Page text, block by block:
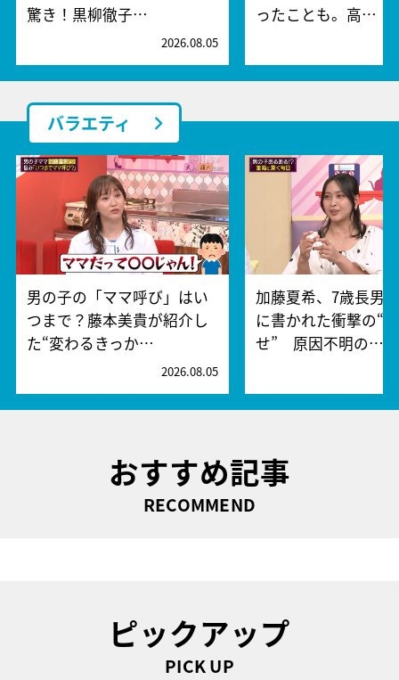
驚き！黒柳徹子…
2026.08.05
ったことも。高…
バラエティ
男の子の「ママ呼び」はい
つまで？藤本美貴が紹介し
た“変わるきっか…
2026.08.05
加藤夏希、7歳長男
に書かれた衝撃の“
せ” 原因不明の…
おすすめ記事
RECOMMEND
ピックアップ
PICK UP